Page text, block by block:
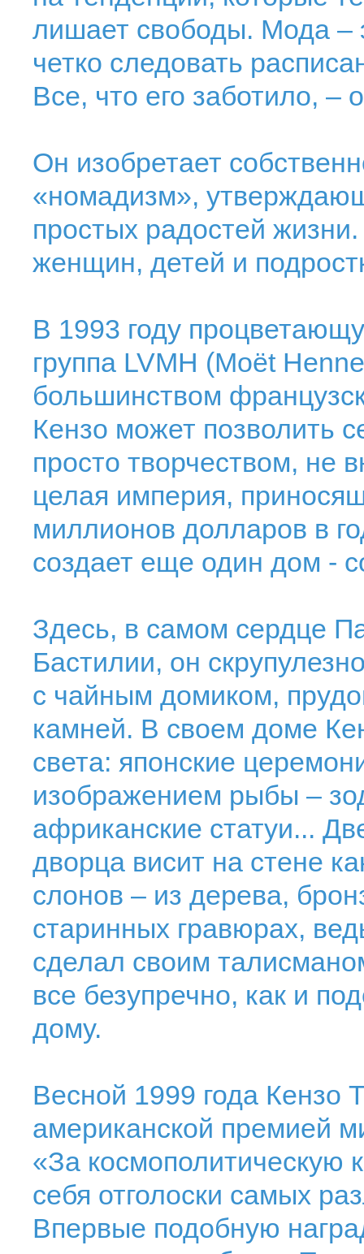
лишает свободы. Мода –
четко следовать
Все, что его заботило, –
Он изобретает
«номадизм»,
простых радостей
женщин, детей и
В 1993 году
группа LVMH (Moёt
большинством
Кензо может позволить
просто творчеством, не
целая империя,
миллионов долларов в
создает еще один дом -
Здесь, в самом сердце
Бастилии, он
с чайным домиком,
камней. В своем доме
света: японские
изображением рыбы –
африканские статуи...
дворца висит на стене
слонов – из дерева,
старинных гравюрах,
сделал своим
все безупречно, как и
дому.
Весной 1999 года Кензо
американской премией
«За космополитическую
себя отголоски самых
Впервые подобную